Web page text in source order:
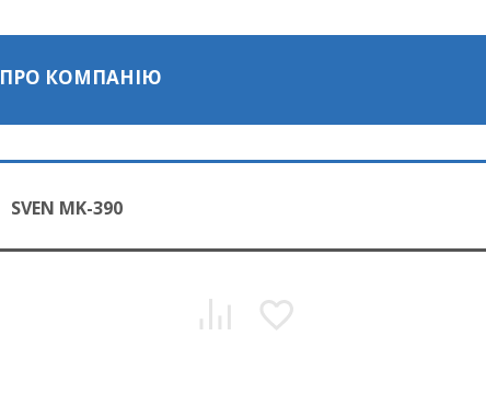
ПРО КОМПАНІЮ
SVEN MK-390